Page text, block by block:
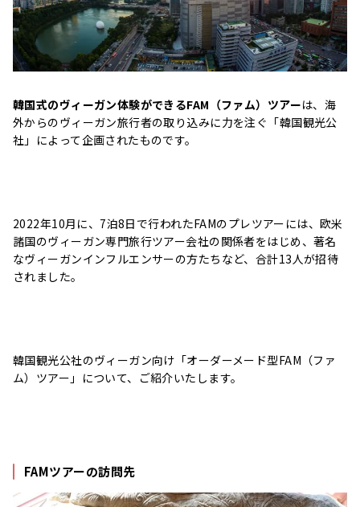
韓国式のヴィーガン体験ができるFAM（ファム）ツアーは、海
外からのヴィーガン旅行者の取り込みに力を注ぐ「韓国観光公
社」によって企画されたものです。
2022年10月に、7泊8日で行われたFAMのプレツアーには、欧米
諸国のヴィーガン専門旅行ツアー会社の関係者をはじめ、著名
なヴィーガンインフルエンサーの方たちなど、合計13人が招待
されました。
韓国観光公社のヴィーガン向け「オーダーメード型FAM（ファ
ム）ツアー」について、ご紹介いたします。
FAMツアーの訪問先